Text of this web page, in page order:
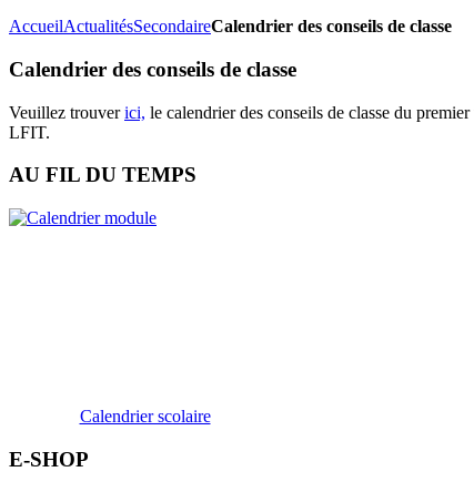
AccueilActualitésSecondaireCalendrier des conseils de classe
Calendrier des conseils de classe
Veuillez trouverici, le calendrier des conseils de classe du
LFIT.
AU FIL DU TEMPS
Calendrier scolaire
E-SHOP